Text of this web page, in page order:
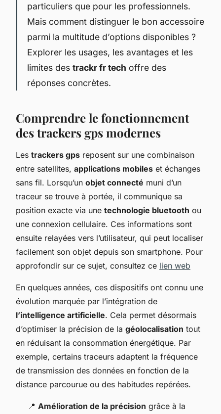
particuliers que pour les professionnels.
Mais comment distinguer le bon accessoire
parmi la multitude d’options disponibles ?
Explorer les usages, les avantages et les
limites des trackr fr tech offre des
réponses concrètes.
Comprendre le fonctionnement
des trackers gps modernes
Les trackers gps reposent sur une combinaison
entre satellites, applications mobiles et échanges
sans fil. Lorsqu’un objet connecté muni d’un
traceur se trouve à portée, il communique sa
position exacte via une technologie bluetooth ou
une connexion cellulaire. Ces informations sont
ensuite relayées vers l’utilisateur, qui peut localiser
facilement son objet depuis son smartphone. Pour
approfondir sur ce sujet, consultez ce lien web
En quelques années, ces dispositifs ont connu une
évolution marquée par l’intégration de
l’intelligence artificielle. Cela permet désormais
d’optimiser la précision de la géolocalisation tout
en réduisant la consommation énergétique. Par
exemple, certains traceurs adaptent la fréquence
de transmission des données en fonction de la
distance parcourue ou des habitudes repérées.
📍 Amélioration de la précision grâce à la